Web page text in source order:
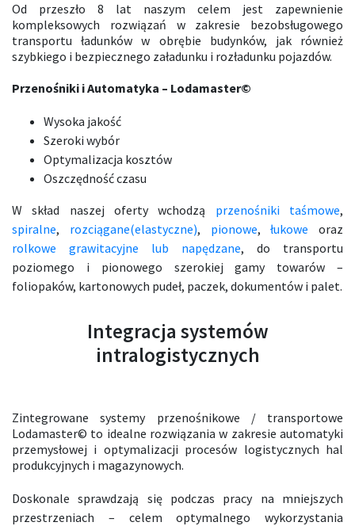
Od przeszło 8 lat naszym celem jest zapewnienie
kompleksowych rozwiązań w zakresie bezobsługowego
transportu ładunków w obrębie budynków, jak również
szybkiego i bezpiecznego załadunku i rozładunku pojazdów.
Przenośniki i Automatyka – Lodamaster©
Wysoka jakość
Szeroki wybór
Optymalizacja kosztów
Oszczędność czasu
W skład naszej oferty wchodzą przenośniki taśmowe,
spiralne, rozciągane(elastyczne), pionowe,łukowe oraz
rolkowe grawitacyjne lub napędzane, do transportu
poziomego i pionowego szerokiej gamy towarów –
foliopaków, kartonowych pudeł, paczek, dokumentów i palet.
Integracja systemów
intralogistycznych
Zintegrowane systemy przenośnikowe / transportowe
Lodamaster© to idealne rozwiązania w zakresie automatyki
przemysłowej i optymalizacji procesów logistycznych hal
produkcyjnych i magazynowych.
Doskonale sprawdzają się podczas pracy na mniejszych
przestrzeniach – celem optymalnego wykorzystania